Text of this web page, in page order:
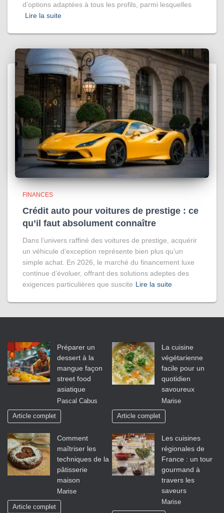
d’options adaptées à tous les profils, parmi lesquelles
Lire la suite
FINANCES
Crédit auto pour voitures de prestige : ce
qu’il faut absolument connaître
Dans l’univers raffiné des voitures de prestige, acquérir
un véhicule d’exception représente bien plus qu’un
simple achat. En 2026, le marché du financement luxe
continue d’évoluer, offrant des solutions adeptes des
exigences particulières que suscite Lire la suite
Préparer un
dessert à la
mangue façon
street food
asiatique
Pascal Cabus
Article complet
La cuisine
végétarienne
facile pour un
quotidien
savoureux
Marise
Article complet
Comment
maîtriser les
techniques de la
pâtisserie
maison
Marise
Article complet
Les cuisines
régionales de
France : un tour
gourmand à
travers les
saveurs
Marise